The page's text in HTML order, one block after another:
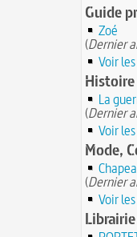
Guide
Zoé
(Dernier
Voir les
Histoire
La
(Dernier
Voir les
Mode,
(Dernier
Voir les